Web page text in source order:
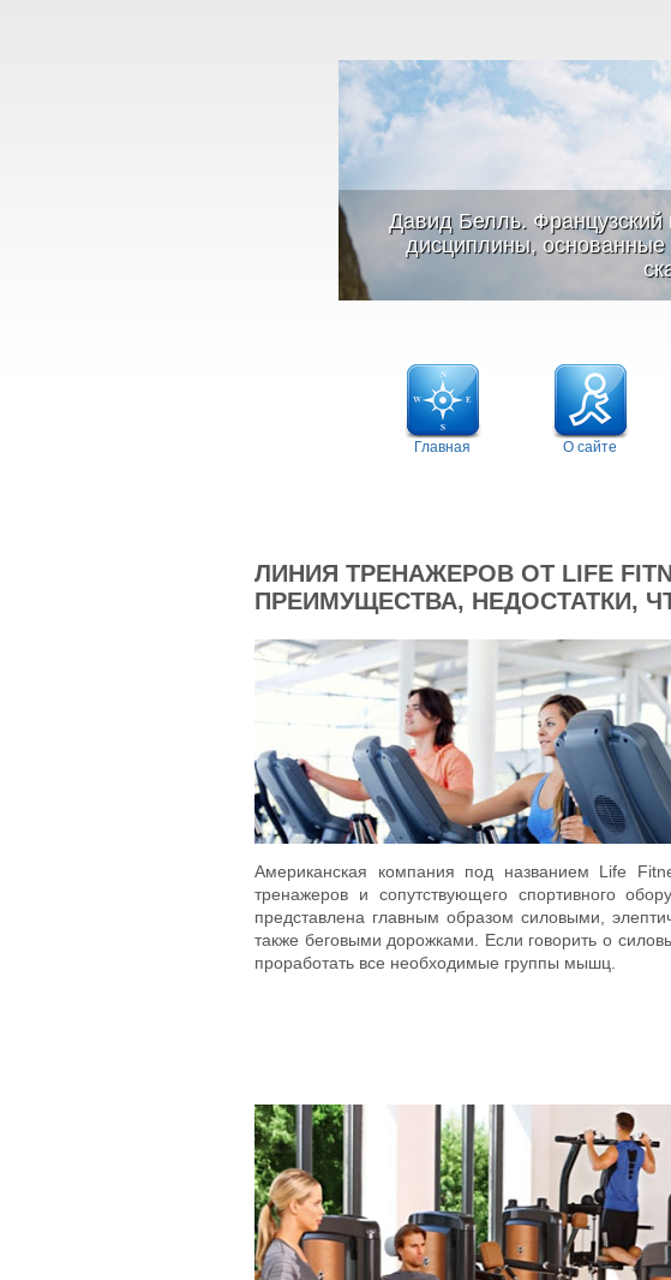
Давид Белль. Французский
дисциплины, основанные
Главная О сайте
ЛИНИЯ ТРЕНАЖЕРОВ ОТ LIFE
ПРЕИМУЩЕСТВА, НЕДОСТАТКИ,
Американская компания под названием Life
тренажеров и сопутствующего спортивного
представлена главным образом силовыми,
также беговыми дорожками. Если говорить о
проработать все необходимые группы мышц.